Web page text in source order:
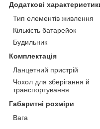
Додаткові
Тип елементів живлення
Кількість батарейок
Будильник
Комплектація
Ланцетний пристрій
Чохол для зберігання й
транспортування
Габаритні розміри
Вага